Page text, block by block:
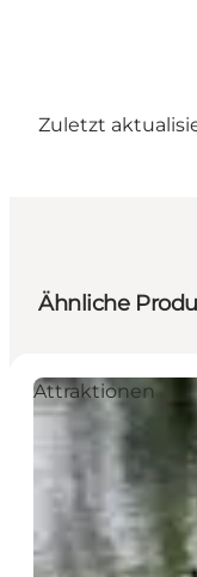
Zuletzt
Ähnliche
Attraktionen